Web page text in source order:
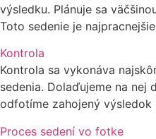
výsledku. Plánuje sa
Toto sedenie je
Kontrola
Kontrola sa vykonáva
sedenia. Dolaďujeme na nej
odfotíme zahojený výsledok
Proces sedení vo fotke